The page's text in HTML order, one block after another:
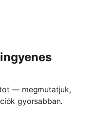
— megmutatjuk,
gyorsabban.